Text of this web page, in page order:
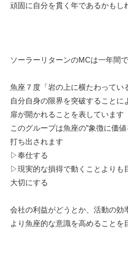
頑固に自分を貫く年であるかもし
ソーラーリターンのMCは一年間
魚座７度「岩の上に横たわってい
自分自身の限界を突破することに
扉が開かれることを表しています
このグループは魚座の”象徴に価
打ち出されます
▷奉仕する
▷現実的な損得で動くことよりも
大切にする
会社の利益がどうとか、活動の
より魚座的な意識を高めることを